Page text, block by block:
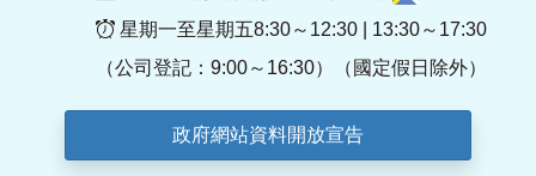
星期一至星期五8:30～12:30 | 13:30～17:30
（公司登記：9:00～16:30）（國定假日除外）
政府網站資料開放宣告